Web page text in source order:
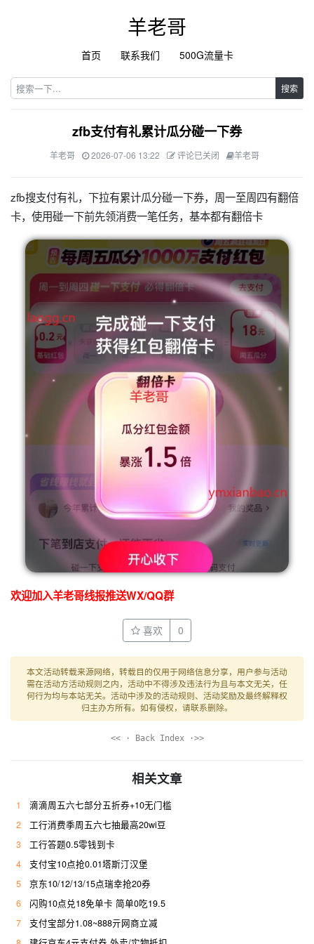
羊老哥
首页 联系我们 500G流量卡
搜索
zfb支付有礼累计瓜分碰一下券
羊老哥 2026-07-06 13:22 评论已关闭 羊老哥
zfb搜支付有礼，下拉有累计瓜分碰一下券，周一至周四有翻倍
卡，使用碰一下前先领消费一笔任务，基本都有翻倍卡
欢迎加入羊老哥线报推送WX/QQ群
喜欢 0
本文活动转载来源网络，转载目的仅用于网络信息分享，用户参与活动
需在活动方活动规则之内，活动中不得涉及违法行为且与本文无关，任
何行为均与本站无关。活动中涉及的活动规则、活动奖励及最终解释权
归主办方所有。如有侵权，请联系删除。
<< · Back Index ·>>
相关文章
1
滴滴周五六七部分五折券+10无门槛
2
工行消费季周五六七抽最高20wi豆
3
工行答题0.5零钱到卡
4
支付宝10点抢0.01塔斯汀汉堡
5
京东10/12/13/15点瑞幸抢20券
6
闪购10点兑18免单卡 简单0吃19.5
7
支付宝部分1.08~888亓网商立减